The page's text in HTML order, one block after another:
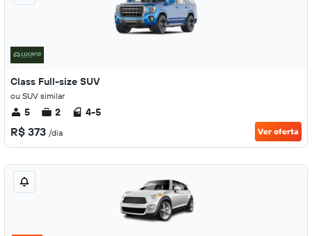
Class Full-size SUV
ou SUV similar
5 2 4-5
R$ 373 /dia Ver oferta